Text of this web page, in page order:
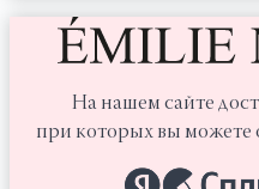
На нашем сайте
при которых вы можете